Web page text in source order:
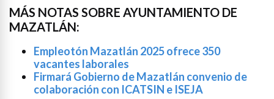
MÁS NOTAS SOBRE AYUNTAMIENTO DE
MAZATLÁN:
Empleotón Mazatlán 2025 ofrece 350
vacantes laborales
Firmará Gobierno de Mazatlán convenio de
colaboración con ICATSIN e ISEJA